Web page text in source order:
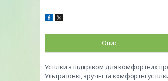
Опис
Устілки з підігрівом для комфортних
Ультратонкі, зручні та комфортні